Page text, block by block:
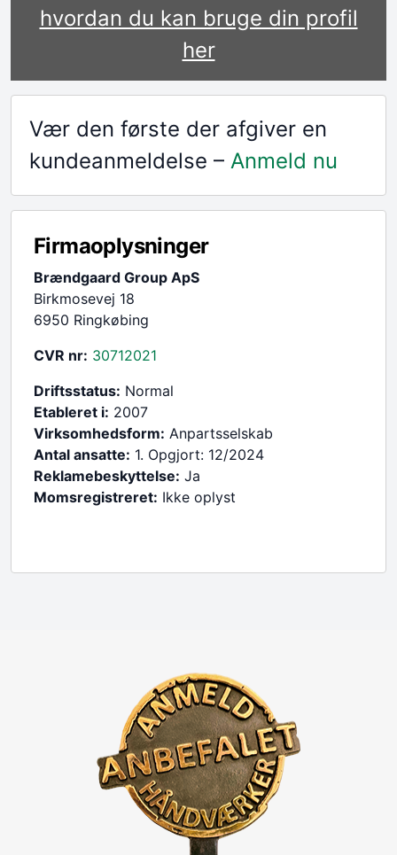
hvordan du kan bruge din profil
her
Vær den første der afgiver en
kundeanmeldelse – Anmeld nu
Firmaoplysninger
Brændgaard Group ApS
Birkmosevej 18
6950 Ringkøbing
CVR nr: 30712021
Driftsstatus: Normal
Etableret i: 2007
Virksomhedsform: Anpartsselskab
Antal ansatte: 1. Opgjort: 12/2024
Reklamebeskyttelse: Ja
Momsregistreret: Ikke oplyst